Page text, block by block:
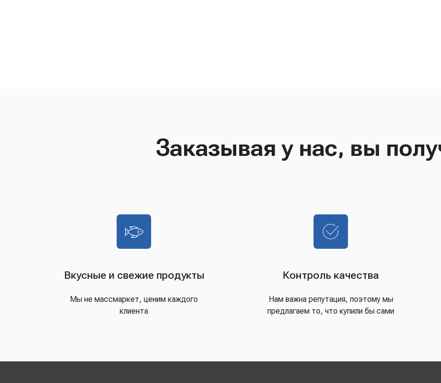
Заказывая у нас, вы
Вкусные и свежие продукты
Мы не массмаркет, ценим каждого
клиента
Контроль качества
Нам важна репутация, поэтому мы
предлагаем то, что купили бы сами